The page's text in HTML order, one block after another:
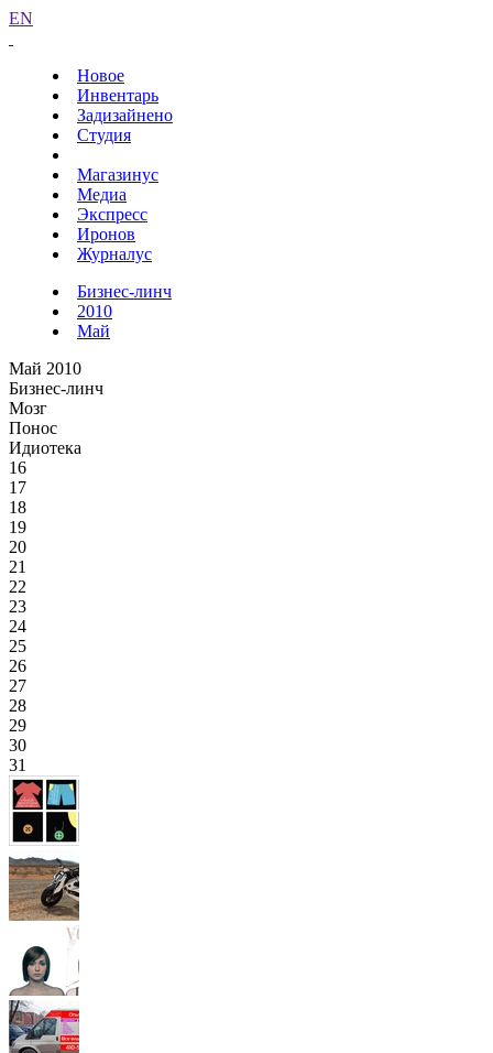
EN
Новое
Инвентарь
Задизайнено
Студия
Магазинус
Медиа
Экспресс
Иронов
Журналус
Бизнес-линч
2010
Май
Май 2010
Бизнес-линч
Мозг
Понос
Идиотека
16
17
18
19
20
21
22
23
24
25
26
27
28
29
30
31